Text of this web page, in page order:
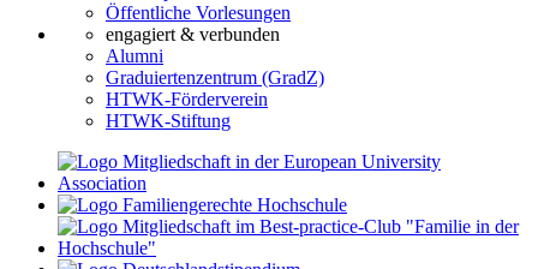
Öffentliche Vorlesungen
engagiert & verbunden
Alumni
Graduiertenzentrum (GradZ)
HTWK-Förderverein
HTWK-Stiftung